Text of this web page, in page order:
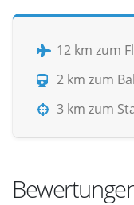
12 km zum
2 km zum
3 km zum